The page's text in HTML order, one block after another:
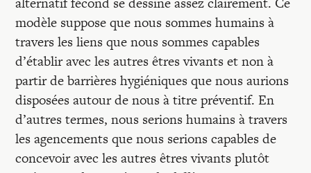
modèle suppose que nous sommes humains à
travers les liens que nous sommes capables
d’établir avec les autres êtres vivants et non à
partir de barrières hygiéniques que nous aurions
disposées autour de nous à titre préventif. En
d’autres termes, nous serions humains à travers
les agencements que nous serions capables de
concevoir avec les autres êtres vivants plutôt